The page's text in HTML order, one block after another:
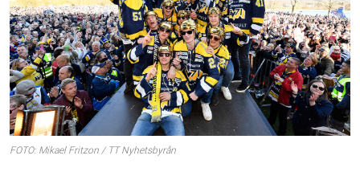
FOTO: Mikael Fritzon / TT Nyhetsbyrån